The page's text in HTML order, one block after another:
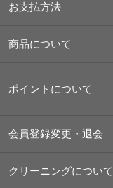
お支払方法
商品について
ポイントについて
会員登録変更・退会
クリーニングについて